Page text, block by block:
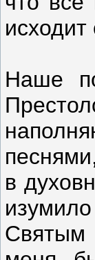
Наше
в
Святым